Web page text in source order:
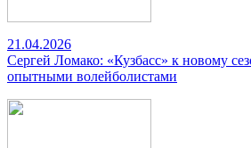
21.04.2026
Сергей Ломако: «Кузбасс» к новому
опытными волейболистами